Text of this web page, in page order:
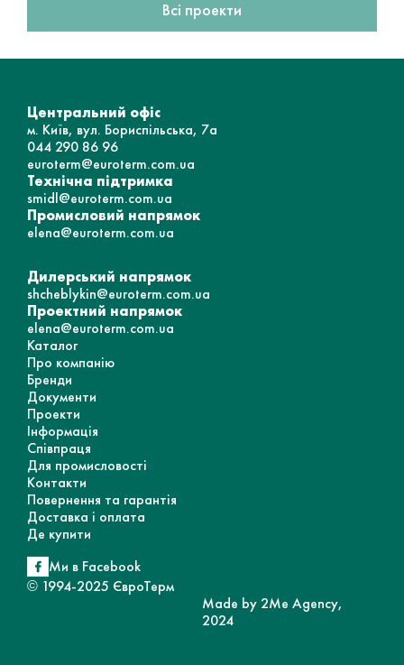
Всі проекти
Центральний офіс
м. Київ, вул. Бориспільська, 7а
044 290 86 96
euroterm@euroterm.com.ua
Технічна підтримка
smidl@euroterm.com.ua
Промисловий напрямок
elena@euroterm.com.ua
Дилерський напрямок
shcheblykin@euroterm.com.ua
Проектний напрямок
elena@euroterm.com.ua
Каталог
Про компанію
Бренди
Документи
Проекти
Інформація
Співпраця
Для промисловості
Контакти
Повернення та гарантія
Доставка і оплата
Де купити
Ми в Facebook
© 1994-2025 ЄвроТерм
Made by 2Me Agency,
2024